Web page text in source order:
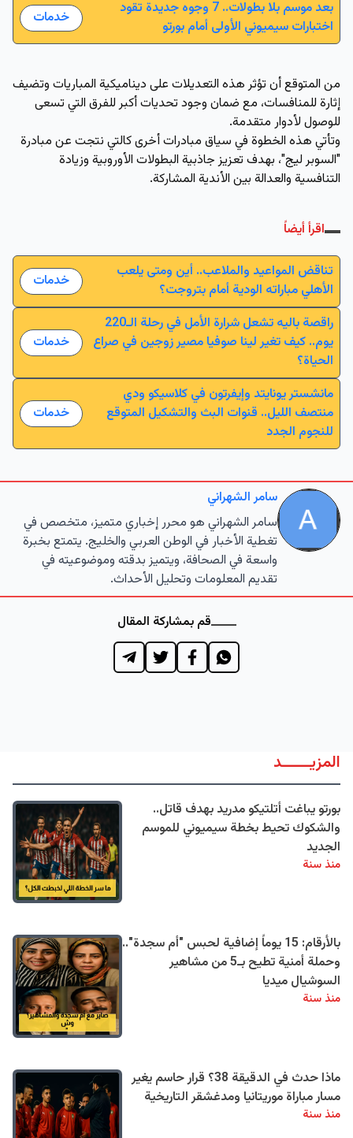
بعد موسم بلا بطولات.. 7 وجوه جديدة تقود
اختبارات سيميوني الأولى أمام بورتو
خدمات
من المتوقع أن تؤثر هذه التعديلات على ديناميكية المباريات وتضيف
إثارة للمنافسات، مع ضمان وجود تحديات أكبر للفرق التي تسعى
للوصول لأدوار متقدمة.
وتأتي هذه الخطوة في سياق مبادرات أخرى كالتي نتجت عن مبادرة
"السوبر ليج"، بهدف تعزيز جاذبية البطولات الأوروبية وزيادة
التنافسية والعدالة بين الأندية المشاركة.
اقرأ أيضاً
تناقض المواعيد والملاعب.. أين ومتى يلعب
الأهلي مباراته الودية أمام بتروجت؟
خدمات
راقصة باليه تشعل شرارة الأمل في رحلة الـ220
يوم.. كيف تغير لينا صوفيا مصير زوجين في صراع
الحياة؟
خدمات
مانشستر يونايتد وإيفرتون في كلاسيكو ودي
منتصف الليل.. قنوات البث والتشكيل المتوقع
للنجوم الجدد
خدمات
سامر الشهراني
سامر الشهراني هو محرر إخباري متميز، متخصص في
تغطية الأخبار في الوطن العربي والخليج. يتمتع بخبرة
واسعة في الصحافة، ويتميز بدقته وموضوعيته في
تقديم المعلومات وتحليل الأحداث.
قم بمشاركة المقال
المزيــــــد
بورتو يباغت أتلتيكو مدريد بهدف قاتل..
والشكوك تحيط بخطة سيميوني للموسم
الجديد
منذ سنة
بالأرقام: 15 يوماً إضافية لحبس "أم سجدة"..
وحملة أمنية تطيح بـ5 من مشاهير
السوشيال ميديا
منذ سنة
ماذا حدث في الدقيقة 38؟ قرار حاسم يغير
مسار مباراة موريتانيا ومدغشقر التاريخية
منذ سنة